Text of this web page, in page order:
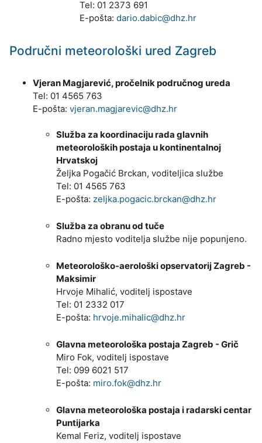
Tel: 01 2373 691
E-pošta: dario.dabic@dhz.hr
Područni meteorološki ured Zagreb
Vjeran Magjarević, pročelnik područnog ureda
Tel: 01 4565 763
E-pošta: vjeran.magjarevic@dhz.hr
Služba za koordinaciju rada glavnih
meteoroloških postaja u kontinentalnoj
Hrvatskoj
Željka Pogačić Brckan, voditeljica službe
Tel: 01 4565 763
E-pošta: zeljka.pogacic.brckan@dhz.hr
Služba za obranu od tuče
Radno mjesto voditelja službe nije popunjeno.
Meteorološko-aerološki opservatorij Zagreb -
Maksimir
Hrvoje Mihalić, voditelj ispostave
Tel: 01 2332 017
E-pošta: hrvoje.mihalic@dhz.hr
Glavna meteorološka postaja Zagreb - Grič
Miro Fok, voditelj ispostave
Tel: 099 6021 517
E-pošta: miro.fok@dhz.hr
Glavna meteorološka postaja i radarski centar
Puntijarka
Kemal Feriz, voditelj ispostave